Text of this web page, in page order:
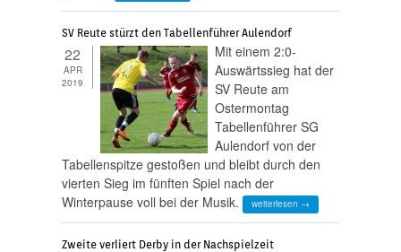
SV Reute stürzt den Tabellenführer Aulendorf
22
APR
2019
Mit einem 2:0-
Auswärtssieg hat der
SV Reute am
Ostermontag
Tabellenführer SG
Aulendorf von der
Tabellenspitze gestoßen und bleibt durch den
vierten Sieg im fünften Spiel nach der
Winterpause voll bei der Musik.
weiterlesen →
Zweite verliert Derby in der Nachspielzeit